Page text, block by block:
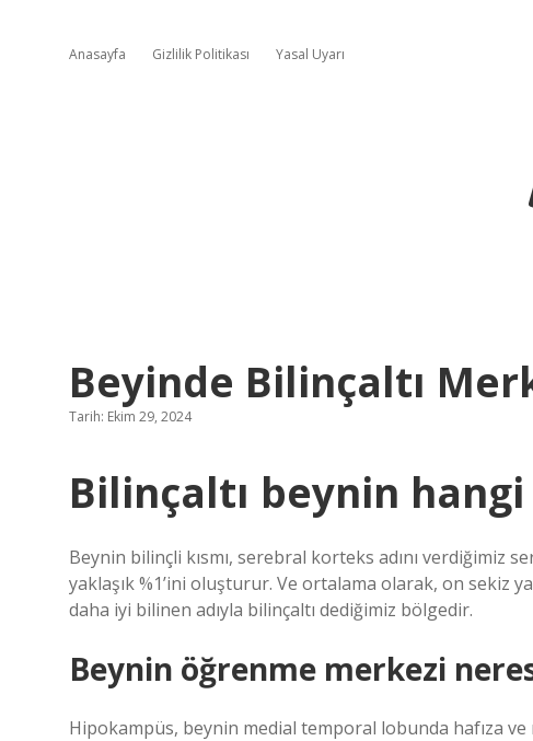
Anasayfa Gizlilik Politikası Yasal Uyarı
Beyinde Bilinçaltı
Tarih: Ekim 29, 2024
Bilinçaltı beynin
Beynin bilinçli kısmı, serebral korteks adını verdiğimiz
yaklaşık %1’ini oluşturur. Ve ortalama olarak, on sekiz
daha iyi bilinen adıyla bilinçaltı dediğimiz bölgedir.
Beynin öğrenme merkezi
Hipokampüs, beynin medial temporal lobunda hafıza